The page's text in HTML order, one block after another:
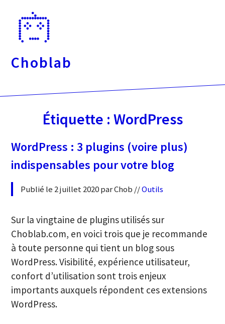
directement
Choblab
Étiquette : WordPress
WordPress : 3 plugins (voire plus)
indispensables pour votre blog
Publié le 2 juillet 2020 par Chob //Outils
Sur la vingtaine de plugins utilisés sur
Choblab.com, en voici trois que je recommande
à toute personne qui tient un blog sous
WordPress. Visibilité, expérience utilisateur,
confort d’utilisation sont trois enjeux
importants auxquels répondent ces extensions
WordPress.